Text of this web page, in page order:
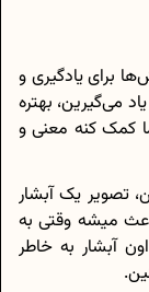
برای یادگیری و
می‌گیرین، بهتره
کمک کنه معنی و
تصویر یک آبشار
میشه وقتی به
آبشار به خاطر